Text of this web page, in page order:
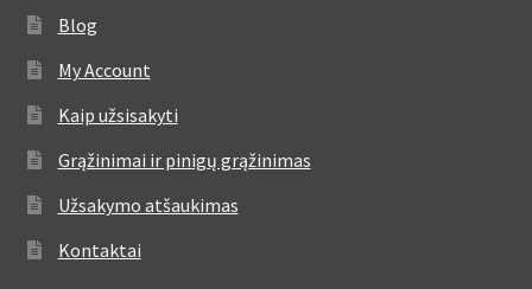
Blog
My Account
Kaip užsisakyti
Grąžinimai ir pinigų grąžinimas
Užsakymo atšaukimas
Kontaktai